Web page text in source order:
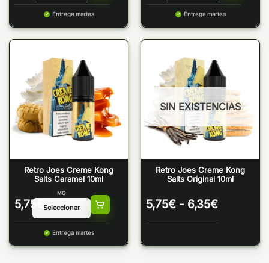
Entrega martes Entrega martes
Retro Joes Creme Kong
Salts Caramel 10ml
5,75 €
MG
Entrega martes
SIN EXISTENCIAS
Retro Joes Creme Kong
Salts Original 10ml
5,75€ - 6,35€Rango
precios:
5,75€